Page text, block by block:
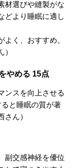
材選びや縫製がな
どより睡眠に適し
よく、おすすめ。
やめる 15点
ンスを向上させる
と睡眠の質が著
ん）
副交感神経を優位